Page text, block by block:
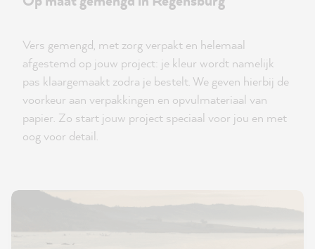
Vers gemengd, met zorg verpakt en helemaal
afgestemd op jouw project: je kleur wordt namelijk
pas klaargemaakt zodra je bestelt. We geven hierbij de
voorkeur aan verpakkingen en opvulmateriaal van
papier. Zo start jouw project speciaal voor jou en met
oog voor detail.